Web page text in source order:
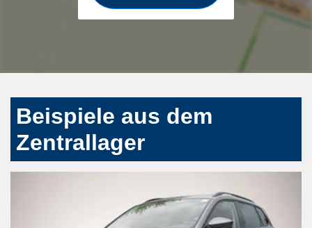
Beispiele aus dem
Zentrallager